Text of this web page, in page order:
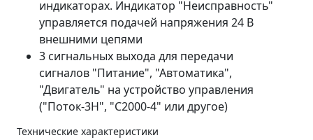
индикаторах. Индикатор "Неисправность"
управляется подачей напряжения 24 В
внешними цепями
3 сигнальных выхода для передачи
сигналов "Питание", "Автоматика",
"Двигатель" на устройство управления
("Поток-3Н", "С2000-4" или другое)
Технические характеристики